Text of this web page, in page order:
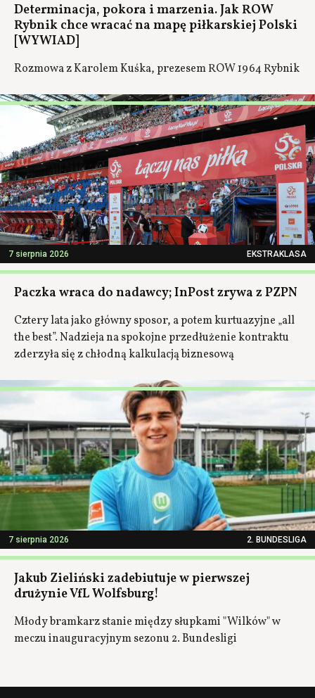
Determinacja, pokora i marzenia. Jak ROW
Rybnik chce wracać na mapę piłkarskiej Polski
[WYWIAD]
Rozmowa z Karolem Kuśka, prezesem ROW 1964 Rybnik
7 sierpnia 2026 EKSTRAKLASA
Paczka wraca do nadawcy; InPost zrywa z PZPN
Cztery lata jako główny sposor, a potem kurtuazyjne „all
the best”. Nadzieja na spokojne przedłużenie kontraktu
zderzyła się z chłodną kalkulacją biznesową
7 sierpnia 2026 2. BUNDESLIGA
Jakub Zieliński zadebiutuje w pierwszej
drużynie VfL Wolfsburg!
Młody bramkarz stanie między słupkami "Wilków" w
meczu inauguracyjnym sezonu 2. Bundesligi